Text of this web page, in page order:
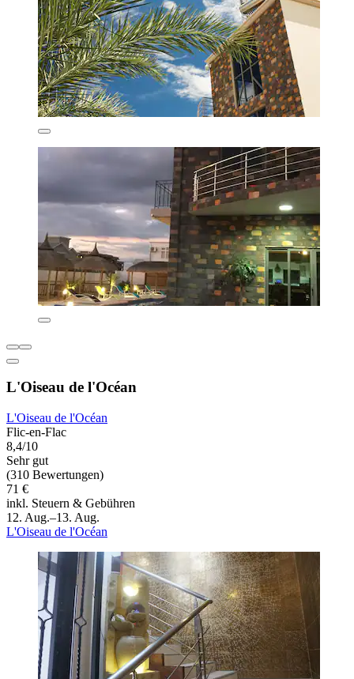
L'Oiseau de l'Océan
L'Oiseau de l'Océan
Flic-en-Flac
8,4/10
Sehr gut
(310 Bewertungen)
71 €
inkl. Steuern & Gebühren
12. Aug.–13. Aug.
L'Oiseau de l'Océan